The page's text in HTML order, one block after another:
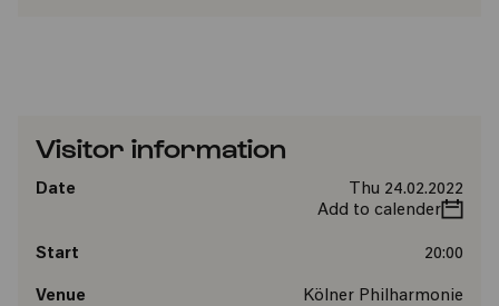
Visitor information
Date
Thu 24.02.2022
Add to calender
Start 20:00
Venue Kölner Philharmonie